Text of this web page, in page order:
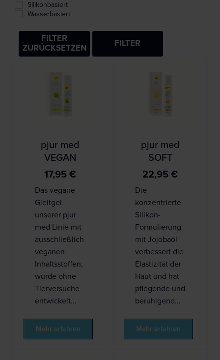
Silikonbasiert
Wasserbasiert
FILTER
FILTER
ZURÜCKSETZEN
pjur med
VEGAN
17,95 €
Das vegane
Gleitgel
unserer pjur
med Linie mit
ausschließlich
veganen
Inhaltsstoffen,
wurde ohne
Tierversuche
entwickelt…
Mehr erfahren
pjur med
SOFT
22,95 €
Die
konzentrierte
Silikon-
Formulierung
mit Jojobaöl
verbessert die
Elastizität der
Haut und hat
pflegende und
beruhigend…
Mehr erfahren